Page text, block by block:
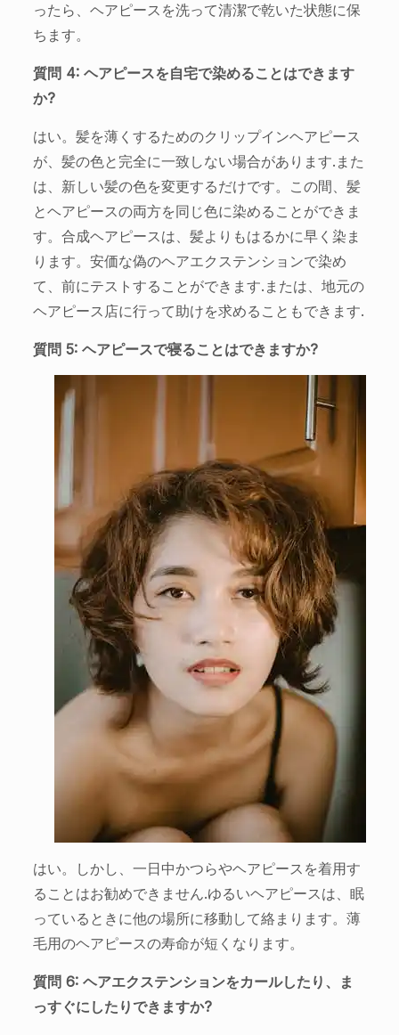
ったら、ヘアピースを洗って清潔で乾いた状態に保
ちます。
質問 4: ヘアピースを自宅で染めることはできます
か?
はい。髪を薄くするためのクリップインヘアピース
が、髪の色と完全に一致しない場合があります.また
は、新しい髪の色を変更するだけです。この間、髪
とヘアピースの両方を同じ色に染めることができま
す。合成ヘアピースは、髪よりもはるかに早く染ま
ります。安価な偽のヘアエクステンションで染め
て、前にテストすることができます.または、地元の
ヘアピース店に行って助けを求めることもできます.
質問 5: ヘアピースで寝ることはできますか?
はい。しかし、一日中かつらやヘアピースを着用す
ることはお勧めできません.ゆるいヘアピースは、眠
っているときに他の場所に移動して絡まります。薄
毛用のヘアピースの寿命が短くなります。
質問 6: ヘアエクステンションをカールしたり、ま
っすぐにしたりできますか?